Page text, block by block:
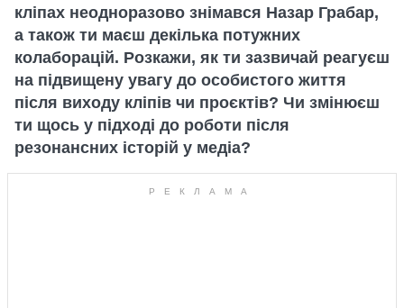
кліпах неодноразово знімався Назар Грабар,
а також ти маєш декілька потужних
колаборацій. Розкажи, як ти зазвичай реагуєш
на підвищену увагу до особистого життя
після виходу кліпів чи проєктів? Чи змінюєш
ти щось у підході до роботи після
резонансних історій у медіа?